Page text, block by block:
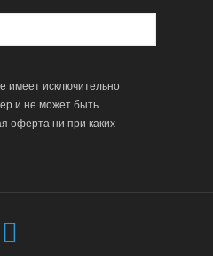
имеет исключительно
и не может быть
оферта ни при каких